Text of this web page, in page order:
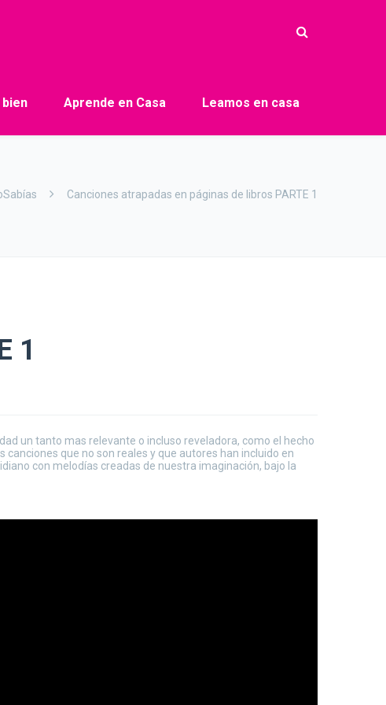
Aprende en Casa Leamos en casa
Canciones atrapadas en páginas de libros PARTE 1
1
un tanto mas relevante o incluso reveladora, como el hecho
canciones que no son reales y que autores han incluido en
con melodías creadas de nuestra imaginación, bajo la